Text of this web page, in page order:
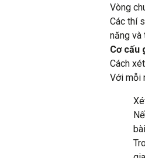
Vòng
Các thí
năng và
Cơ cấu
Cách
Với mỗi